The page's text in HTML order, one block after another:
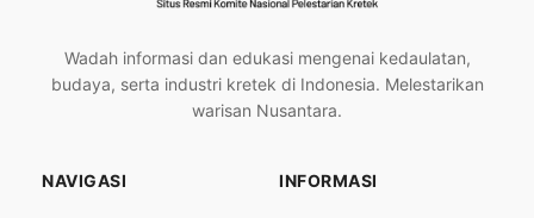
Wadah informasi dan edukasi mengenai kedaulatan,
budaya, serta industri kretek di Indonesia. Melestarikan
warisan Nusantara.
NAVIGASI INFORMASI